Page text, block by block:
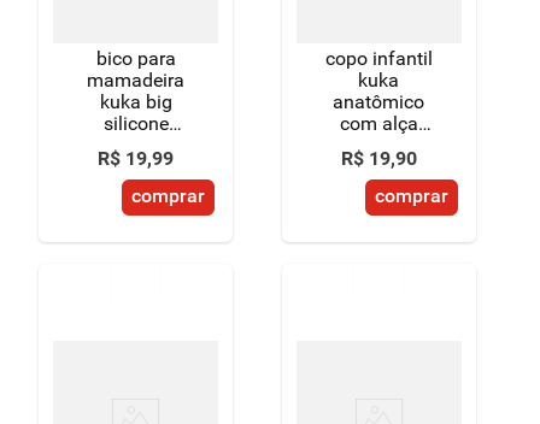
bico para
mamadeira
kuka big
silicone
ortodôntico nº
2 líquidos
pastosos
unidade
R$ 19,99
comprar
copo infantil
kuka
anatômico
com alça
removível rosa
240ml
R$ 19,90
comprar